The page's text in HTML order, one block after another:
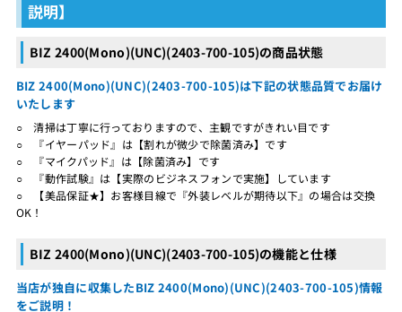
説明】
BIZ 2400(Mono)(UNC)(2403-700-105)の商品状態
BIZ 2400(Mono)(UNC)(2403-700-105)は下記の状態品質でお届け
いたします
○ 清掃は丁寧に行っておりますので、主観ですがきれい目です
○ 『イヤーパッド』は【割れが微少で除菌済み】です
○ 『マイクパッド』は【除菌済み】です
○ 『動作試験』は【実際のビジネスフォンで実施】しています
○ 【美品保証★】お客様目線で『外装レベルが期待以下』の場合は交換
OK！
BIZ 2400(Mono)(UNC)(2403-700-105)の機能と仕様
当店が独自に収集したBIZ 2400(Mono)(UNC)(2403-700-105)情報
をご説明！